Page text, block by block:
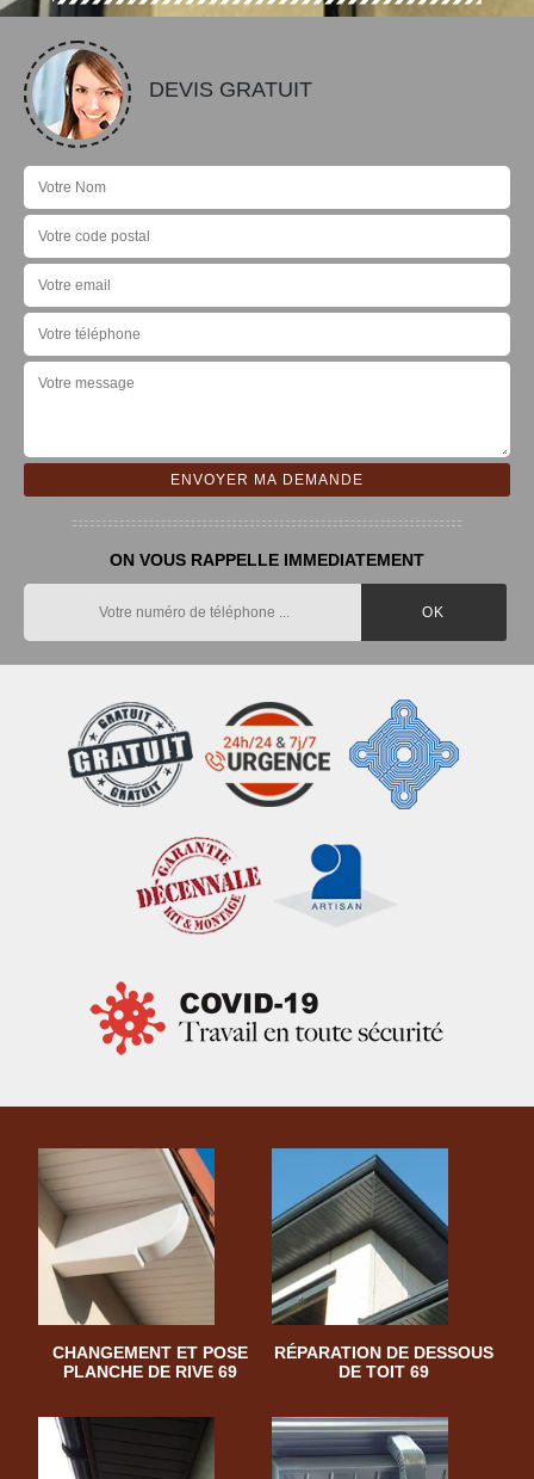
DEVIS GRATUIT
ON VOUS RAPPELLE IMMEDIATEMENT
CHANGEMENT ET POSE
PLANCHE DE RIVE 69
RÉPARATION DE DESSOUS
DE TOIT 69